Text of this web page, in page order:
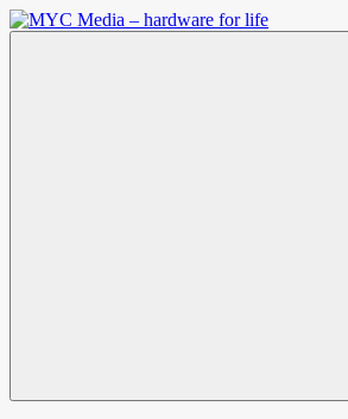
Zum
Inhalt